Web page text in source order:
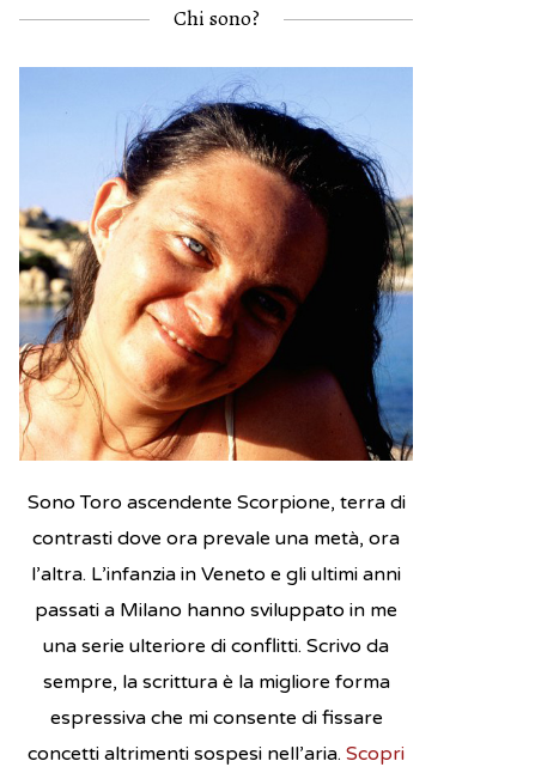
Chi sono?
Sono Toro ascendente Scorpione, terra di
contrasti dove ora prevale una metà, ora
l’altra. L’infanzia in Veneto e gli ultimi anni
passati a Milano hanno sviluppato in me
una serie ulteriore di conflitti. Scrivo da
sempre, la scrittura è la migliore forma
espressiva che mi consente di fissare
concetti altrimenti sospesi nell’aria. Scopri